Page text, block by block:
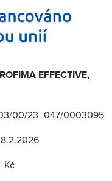
EFFECTIVE,
00/23_047/0003095
Kč